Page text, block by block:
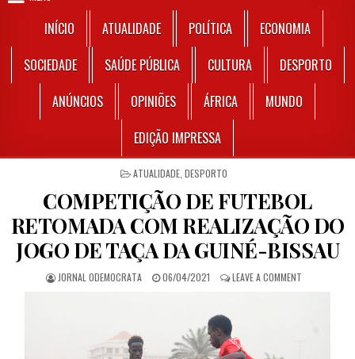
INÍCIO ATUALIDADE POLÍTICA
ECONOMIA
SOCIEDADE
SAÚDE PÚBLICA CULTURA
DESPORTO
ANÚNCIOS
OPINIÕES ÁFRICA
MUNDO
EDIÇÃO IMPRESSA
POSTED IN
ATUALIDADE, DESPORTO
COMPETIÇÃO DE FUTEBOL
RETOMADA COM REALIZAÇÃO DO
JOGO DE TAÇA DA GUINÉ-BISSAU
AUTHOR:
JORNAL ODEMOCRATA PUBLISHED DATE:
06/04/2021 LEAVE A COMMENTON